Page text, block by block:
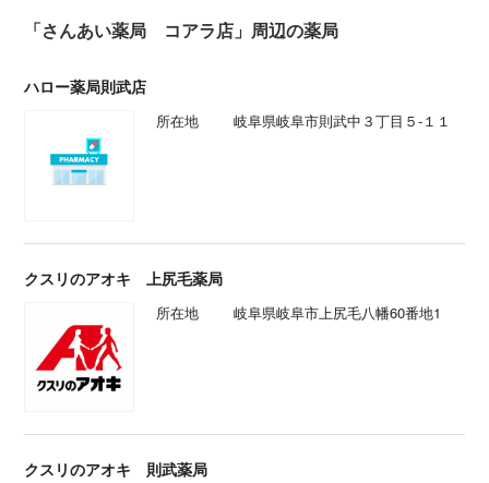
「さんあい薬局 コアラ店」周辺の薬局
ハロー薬局則武店
所在地 岐阜県岐阜市則武中３丁目５-１１
クスリのアオキ 上尻毛薬局
所在地 岐阜県岐阜市上尻毛八幡60番地1
クスリのアオキ 則武薬局